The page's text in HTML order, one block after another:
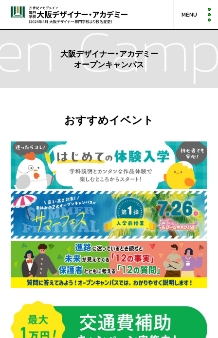
MENU
大阪デザイナー・アカデミー
オープンキャンパス
おすすめイベント